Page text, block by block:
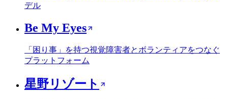
デル
Be My Eyes
「困り事」を持つ視覚障害者とボランティアをつなぐ
プラットフォーム
星野リゾート